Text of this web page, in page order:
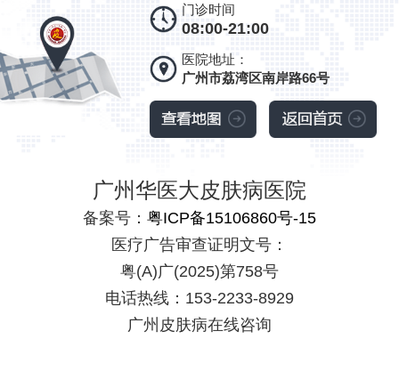
门诊时间
08:00-21:00
医院地址：
广州市荔湾区南岸路66号
广州华医大皮肤病医院
备案号： 粤ICP备15106860号-15
医疗广告审查证明文号：
粤(A)广(2025)第758号
电话热线：153-2233-8929
广州皮肤病在线咨询